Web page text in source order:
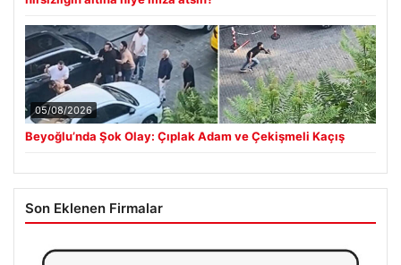
05/08/2026
Beyoğlu’nda Şok Olay: Çıplak Adam ve Çekişmeli Kaçış
Son Eklenen Firmalar